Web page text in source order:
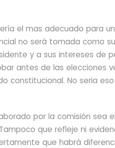
el mas adecuado para
no será tomada como
y a sus intereses de
antes de las elecciones
constitucional. No seria
por la comisión sea
que refleje ni
que habrá